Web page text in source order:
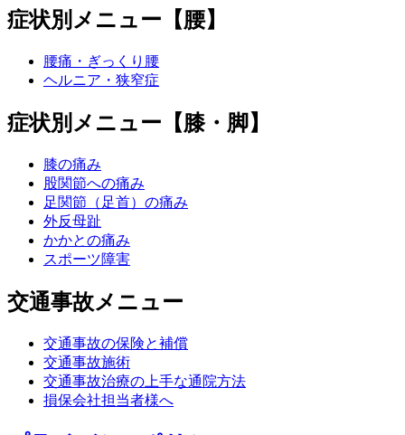
症状別メニュー【腰】
腰痛・ぎっくり腰
ヘルニア・狭窄症
症状別メニュー【膝・脚】
膝の痛み
股関節への痛み
足関節（足首）の痛み
外反母趾
かかとの痛み
スポーツ障害
交通事故メニュー
交通事故の保険と補償
交通事故施術
交通事故治療の上手な通院方法
損保会社担当者様へ